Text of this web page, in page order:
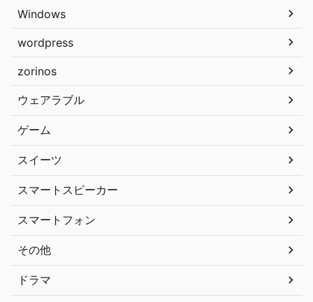
Windows
wordpress
zorinos
ウェアラブル
ゲーム
スイーツ
スマートスピーカー
スマートフォン
その他
ドラマ